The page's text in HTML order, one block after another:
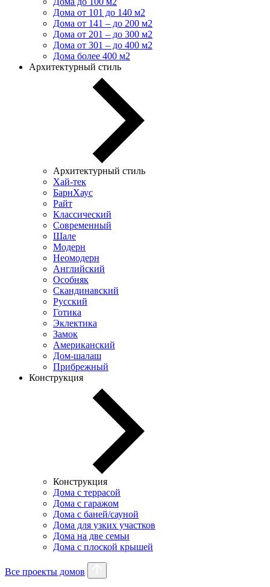
Дома от 101 до 140 м2
Дома от 141 – до 200 м2
Дома от 201 – до 300 м2
Дома от 301 – до 400 м2
Дома более 400 м2
Архитектурный стиль
Архитектурный стиль
Хай-тек
БарнХаус
Райт
Классический
Современный
Шале
Модерн
Неомодерн
Английский
Особняк
Скандинавский
Русский
Готика
Эклектика
Замок
Американский
Дом-шалаш
Прибрежный
Конструкция
Конструкция
Дома с террасой
Дома с гаражом
Дома с баней/сауной
Дома для узких участков
Дома на две семьи
Дома с плоской крышей
Все проекты домов